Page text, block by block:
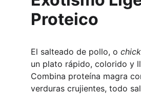
Proteico
El salteado de pollo, o
un plato rápido, colorido y
Combina proteína magra
verduras crujientes, todo